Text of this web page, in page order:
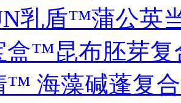
乳盾™蒲公英
盒™昆布胚芽复
™ 海藻碱蓬复